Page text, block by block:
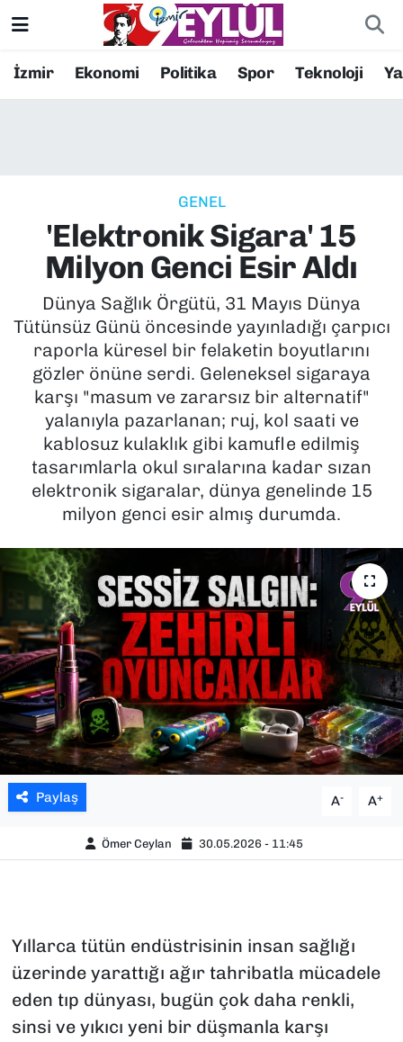
İzmir Ekonomi Politika Spor Teknoloji
GENEL
'Elektronik Sigara' 15
Milyon Genci Esir Aldı
Dünya Sağlık Örgütü, 31 Mayıs Dünya
Tütünsüz Günü öncesinde yayınladığı çarpıcı
raporla küresel bir felaketin boyutlarını
gözler önüne serdi. Geleneksel sigaraya
karşı "masum ve zararsız bir alternatif"
yalanıyla pazarlanan; ruj, kol saati ve
kablosuz kulaklık gibi kamufle edilmiş
tasarımlarla okul sıralarına kadar sızan
elektronik sigaralar, dünya genelinde 15
milyon genci esir almış durumda.
Paylaş A- A+
Ömer Ceylan 30.05.2026 - 11:45
Yıllarca tütün endüstrisinin insan sağlığı
üzerinde yarattığı ağır tahribatla mücadele
eden tıp dünyası, bugün çok daha renkli,
sinsi ve yıkıcı yeni bir düşmanla karşı
Resmi İlanlar
EKONOMİ
KÜLTÜR SANAT
MAGAZİN
POLİTİKA
SAĞLIK
SPOR
TEKNOLOJİ
YAŞAM
YEREL YÖNETİMLER
Konak Nöbetçi Eczaneler
Süper Lig Puan Durumu ve Fikstür
Tüm Manşetler
Son Dakika Haberleri
Haber Arşivi